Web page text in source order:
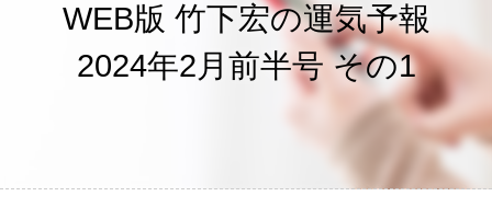
WEB版 竹下宏の運気予報
2024年2月前半号 その1